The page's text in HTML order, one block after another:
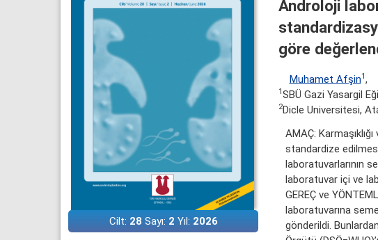
Cilt: 28Sayı: 2 Yıl: 2026
Androloji
göre
Muhamet Afşin1 ,
1 SBÜ Gazi Yasargil
2Dicle Universitesi,
AMAÇ:
standardize
laboratuvarlarının
laboratuvar içi ve
GEREÇ ve
laboratuvarına
gönderildi.